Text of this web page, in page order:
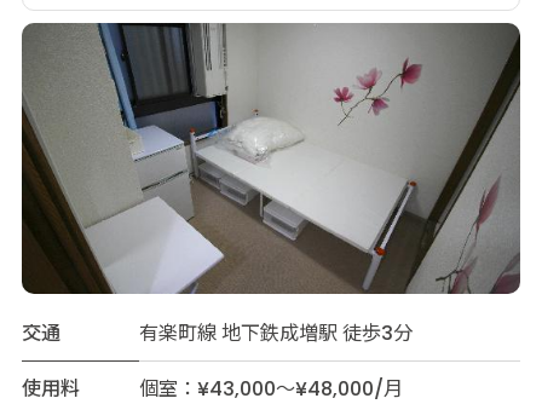
交通
有楽町線 地下鉄成増駅 徒歩3分
使用料
個室：¥43,000～¥48,000/月